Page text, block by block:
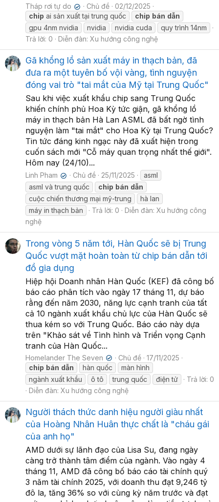
Tháp rơi tự do ✔ Chủ đề
02/12/2025
chip ai sản xuất tại trung quốc chip bán dẫn
gpu 4nm nvidia
nvidia nvidia cuda
quy trình 14nm
Trả lời: 0
Diễn đàn: Xu hướng công nghệ
Gã khổng lồ sản xuất máy in thạch bản, đã
đưa ra một tuyên bố vội vàng, tình nguyện
đóng vai trò "tai mắt của Mỹ tại Trung Quốc"
Sau khi việc xuất khẩu chip sang Trung Quốc
khiến chính phủ Hoa Kỳ tức giận, gã khổng lồ
máy in thạch bản Hà Lan ASML đã bất ngờ tình
nguyện làm "tai mắt" cho Hoa Kỳ tại Trung Quốc?
Tin tức đáng kinh ngạc này đã xuất hiện trong
cuốn sách mới "Cỗ máy quan trọng nhất thế giới".
Hôm nay (24/10)...
Linh Pham ✔ Chủ đề 25/11/2025
asml
asml và trung quốc
chip bán dẫn
cuộc chiến thương mại mỹ-trung
hà lan
máy in thạch bản
Trả lời: 0 Diễn đàn: Xu hướng công
nghệ
Trong vòng 5 năm tới, Hàn Quốc sẽ bị Trung
Quốc vượt mặt hoàn toàn từ chip bán dẫn tới
đồ gia dụng
Hiệp hội Doanh nhân Hàn Quốc (KEF) đã công bố
báo cáo phân tích vào ngày 17 tháng 11, dự báo
rằng đến năm 2030, năng lực cạnh tranh của tất
cả 10 ngành xuất khẩu chủ lực của Hàn Quốc sẽ
thua kém so với Trung Quốc. Báo cáo này dựa
trên "Khảo sát về Tình hình và Triển vọng Cạnh
tranh của Hàn Quốc...
Homelander The Seven ✔ Chủ đề
17/11/2025
chip bán dẫn hàn quốc
màn hình
ngành xuất khẩu
ô tô trung quốc điện tử
Trả lời: 0
Diễn đàn: Xu hướng công nghệ
Người thách thức danh hiệu người giàu nhất
của Hoàng Nhân Huân thực chất là "cháu gái
của anh họ"
AMD dưới sự lãnh đạo của Lisa Su, đang ngày
càng trở thành tâm điểm của ngành. Vào ngày 4
tháng 11, AMD đã công bố báo cáo tài chính quý
3 năm tài chính 2025, với doanh thu đạt 9,246 tỷ
đô la, tăng 36% so với cùng kỳ năm trước và đạt